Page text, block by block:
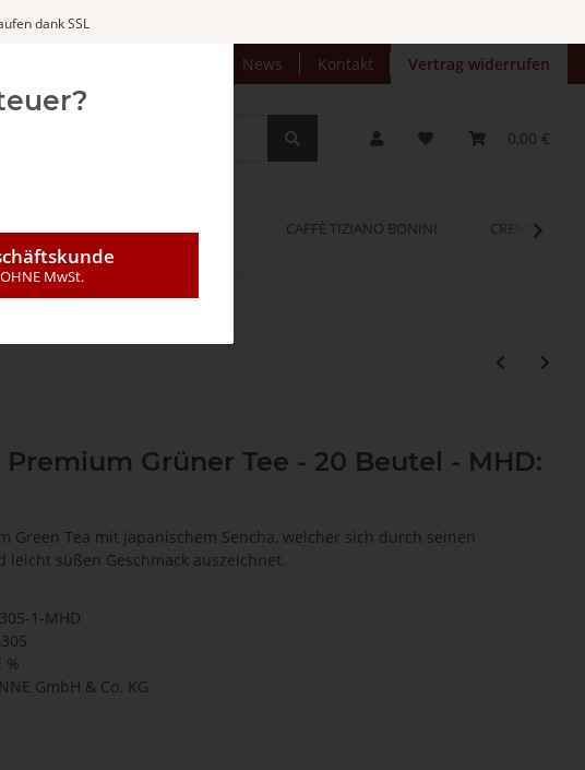
dank SSL
News Kontakt Vertrag widerrufen
0,00 €
KAFFEE OPINUM CAFFÈ TIZIANO BONINI CREMEO
Premium Grüner Tee - 20 Beutel - MHD:
Green Tea mit japanischem Sencha, welcher sich durch seinen
leicht süßen Geschmack auszeichnet.
1-MHD
%
GmbH & Co. KG
OHNE MwSt.